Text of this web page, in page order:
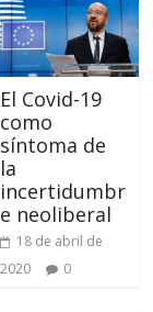
El Covid-19
como
síntoma de
la
incertidumbr
e neoliberal
18 de abril de
2020
0